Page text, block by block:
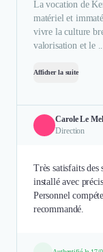
La vocation de
matériel et
vivre la culture
valorisation et le ...
Afficher la suite
Carole Le
Direction
Très satisfaits des
installé avec
Personnel
recommandé.